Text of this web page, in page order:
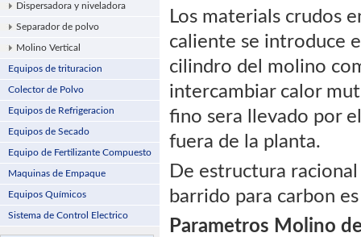
Dispersadora y niveladora
Separador de polvo
Molino Vertical
Equipos de trituracion
Colector de Polvo
Equipos de Refrigeracion
Equipos de Secado
Equipo de Fertilizante Compuesto
Maquinas de Empaque
Equipos Químicos
Sistema de Control Electrico
Los materials crudos
caliente se introduce
cilindro del molino
intercambiar calor
fino sera llevado por
fuera de la planta.
De estructura
barrido para carbon
Parametros Molino